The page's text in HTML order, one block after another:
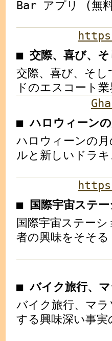
Bar アプリ (無
■ 交際、喜び、
交際、喜び、そ
ドのエスコート
■ ハロウィーン
ハロウィーンの
ルと新しいドラ
■ 国際宇宙ステ
国際宇宙ステー
者の興味をそそる
■ バイク旅行、
バイク旅行、マ
する興味深い事実